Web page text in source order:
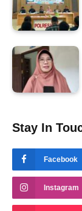
Stay In
Facebook
Instagram